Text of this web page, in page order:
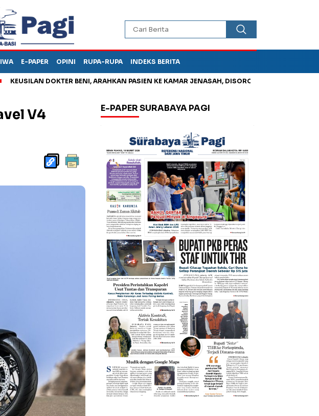
E-PAPER OPINI RUPA-RUPA INDEKS BERITA
DOKTER BENI, ARAHKAN PASIEN KE KAMAR JENASAH, DISOROT Jadi Otak Mark Up
V4
E-PAPER SURABAYA PAGI